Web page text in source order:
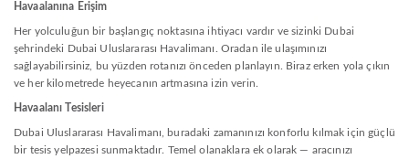
Havaalanına Erişim
Her yolculuğun bir başlangıç noktasına ihtiyacı vardır ve sizinki Dubai
şehrindeki Dubai Uluslararası Havalimanı. Oradan ile ulaşımınızı
sağlayabilirsiniz, bu yüzden rotanızı önceden planlayın. Biraz erken yola çıkın
ve her kilometrede heyecanın artmasına izin verin.
Havaalanı Tesisleri
Dubai Uluslararası Havalimanı, buradaki zamanınızı konforlu kılmak için güçlü
bir tesis yelpazesi sunmaktadır. Temel olanaklara ek olarak — aracınızı